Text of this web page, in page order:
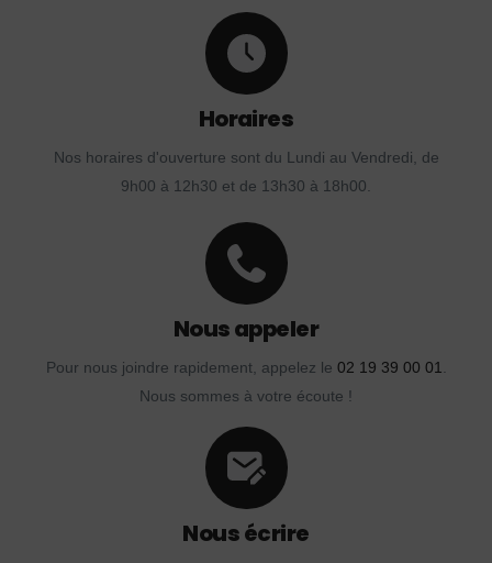
Horaires
Nos horaires d'ouverture sont du Lundi au Vendredi, de
9h00 à 12h30 et de 13h30 à 18h00.
Nous appeler
Pour nous joindre rapidement, appelez le 02 19 39 00 01.
Nous sommes à votre écoute !
Nous écrire